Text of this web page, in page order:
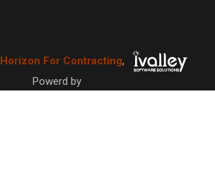
Horizon For Contracting,
Powerd by